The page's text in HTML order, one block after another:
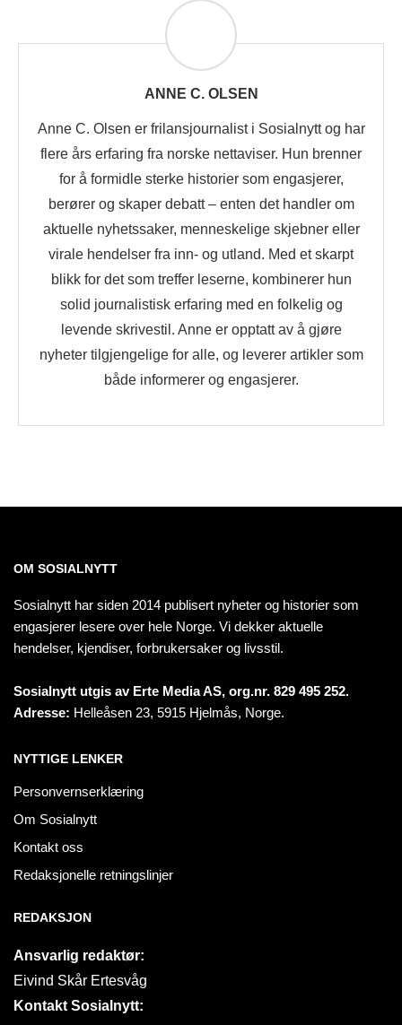
ANNE C. OLSEN
Anne C. Olsen er frilansjournalist i Sosialnytt og har
flere års erfaring fra norske nettaviser. Hun brenner
for å formidle sterke historier som engasjerer,
berører og skaper debatt – enten det handler om
aktuelle nyhetssaker, menneskelige skjebner eller
virale hendelser fra inn- og utland. Med et skarpt
blikk for det som treffer leserne, kombinerer hun
solid journalistisk erfaring med en folkelig og
levende skrivestil. Anne er opptatt av å gjøre
nyheter tilgjengelige for alle, og leverer artikler som
både informerer og engasjerer.
OM SOSIALNYTT
Sosialnytt har siden 2014 publisert nyheter og historier som
engasjerer lesere over hele Norge. Vi dekker aktuelle
hendelser, kjendiser, forbrukersaker og livsstil.
Sosialnytt utgis av Erte Media AS, org.nr. 829 495 252.
Adresse: Helleåsen 23, 5915 Hjelmås, Norge.
NYTTIGE LENKER
Personvernserklæring
Om Sosialnytt
Kontakt oss
Redaksjonelle retningslinjer
REDAKSJON
Ansvarlig redaktør:
Eivind Skår Ertesvåg
Kontakt Sosialnytt: